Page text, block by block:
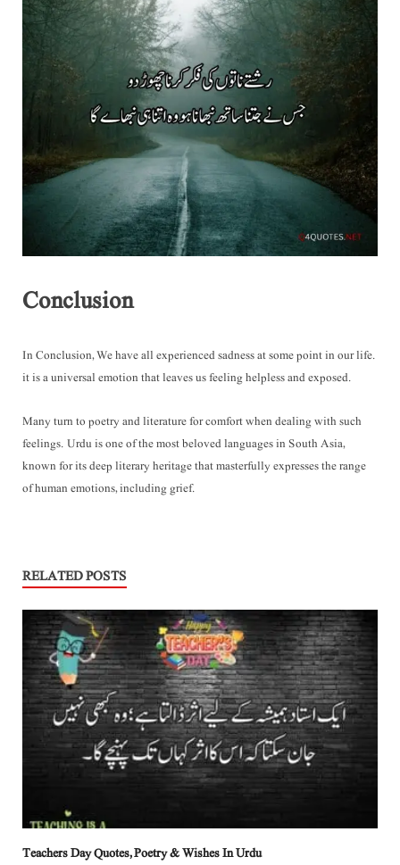
Conclusion
In Conclusion, We have all experienced sadness at some point in our life.
it is a universal emotion that leaves us feeling helpless and exposed.
Many turn to poetry and literature for comfort when dealing with such
feelings. Urdu is one of the most beloved languages in South Asia,
known for its deep literary heritage that masterfully expresses the range
of human emotions, including grief.
RELATED POSTS
Teachers Day Quotes, Poetry & Wishes In Urdu